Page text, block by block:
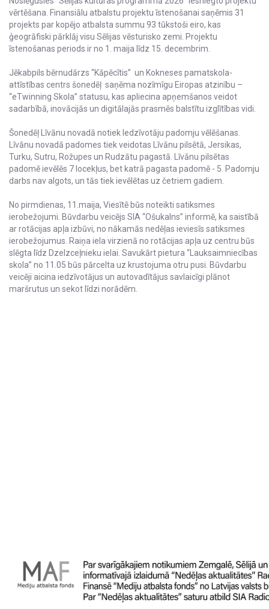
vērtēšana. Finansiālu atbalstu projektu īstenošanai saņēmis 31
projekts par kopējo atbalsta summu 93 tūkstoši eiro, kas
ģeogrāfiski pārklāj visu Sēlijas vēsturisko zemi. Projektu
īstenošanas periods ir no 1. maija līdz 15. decembrim.
Jēkabpils bērnudārzs “Kāpēcītis” un Kokneses pamatskola-
attīstības centrs šonedēļ saņēma nozīmīgu Eiropas atzinību –
“eTwinning Skola” statusu, kas apliecina apņemšanos veidot
sadarbībā, inovācijās un digitālajās prasmēs balstītu izglītības vidi.
Šonedēļ Līvānu novadā notiek Iedzīvotāju padomju vēlēšanas.
Līvānu novadā padomes tiek veidotas Līvānu pilsētā, Jersikas,
Turku, Sutru, Rožupes un Rudzātu pagastā. Līvānu pilsētas
padomē ievēlēs 7 locekļus, bet katrā pagasta padomē - 5. Padomju
darbs nav algots, un tās tiek ievēlētas uz četriem gadiem.
No pirmdienas, 11.maija, Viesītē būs noteikti satiksmes
ierobežojumi. Būvdarbu veicējs SIA “Ošukalns” informē, ka saistībā
ar rotācijas apļa izbūvi, no nākamās nedēļas ieviesīs satiksmes
ierobežojumus. Raiņa iela virzienā no rotācijas apļa uz centru būs
slēgta līdz Dzelzceļnieku ielai. Savukārt pietura “Lauksaimniecības
skola” no 11.05 būs pārcelta uz krustojuma otru pusi. Būvdarbu
veicēji aicina iedzīvotājus un autovadītājus savlaicīgi plānot
maršrutus un sekot līdzi norādēm.